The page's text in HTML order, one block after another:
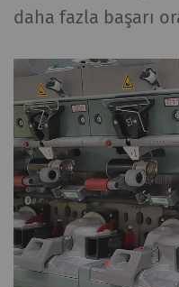
daha fazla başarı